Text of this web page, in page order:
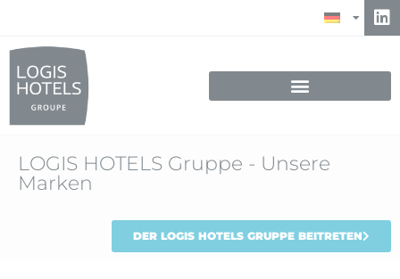
LOGIS HOTELS Gruppe - Unsere
Marken
DER LOGIS HOTELS GRUPPE BEITRETEN